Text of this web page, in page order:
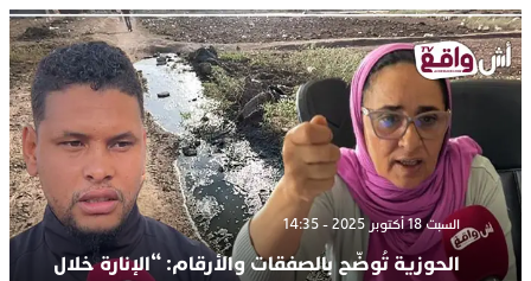
السبت 18 أكتوبر 2025 - 14:35
الحوزية تُوضّح بالصفقات والأرقام: “الإنارة خلال